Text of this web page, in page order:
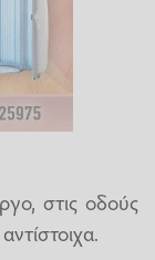
στις οδούς